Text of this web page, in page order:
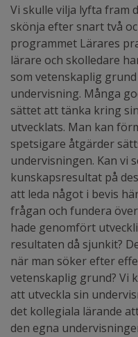
Vi skulle vilja lyfta fram
skönja efter snart två
programmet Lärares
lärare och skolledare
som vetenskaplig
undervisning. Många
sättet att tänka kring
utvecklats. Man kan
spetsigare åtgärder
undervisningen. Kan vi
kunskapsresultat på
att leda något i bevis
frågan och fundera
hade genomfört
resultaten då sjunkit?
när man söker efter
vetenskaplig grund? Vi
att utveckla sin
det kollegiala lärande
den egna